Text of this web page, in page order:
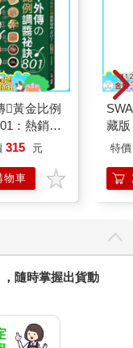
黃金比例
：熱銷上
級版！主
升等餐廳美
315 元
物車
藏版
特價
隨時掌握出貨動